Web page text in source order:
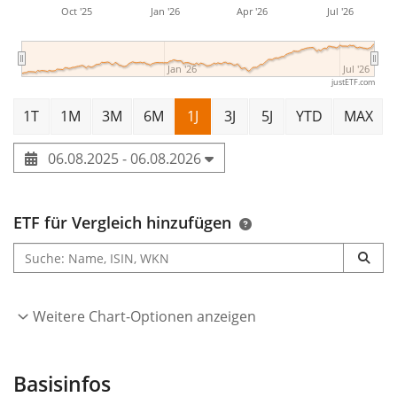
Oct '25 Jan '26 Apr '26 Jul '26
Jan '26 Jul '26
justETF.com
1T 1M 3M 6M 1J 3J 5J YTD MAX
06.08.2025 - 06.08.2026
ETF für Vergleich hinzufügen
Weitere Chart-Optionen anzeigen
Basisinfos